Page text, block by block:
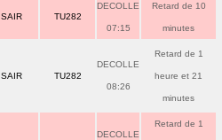
TU282
DECOLLE
07:15
Retard de 10
minutes
TU282
DECOLLE
08:26
Retard de 1
heure et 21
minutes
DECOLLE
Retard de 1